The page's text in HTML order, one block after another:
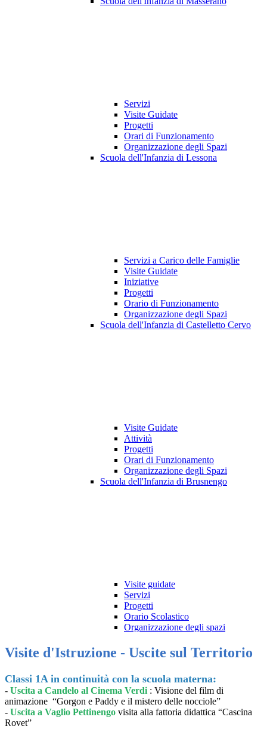
Servizi
Visite Guidate
Progetti
Orari di Funzionamento
Organizzazione degli Spazi
Scuola dell'Infanzia di Lessona
Servizi a Carico delle Famiglie
Visite Guidate
Iniziative
Progetti
Orario di Funzionamento
Organizzazione degli Spazi
Scuola dell'Infanzia di Castelletto Cervo
Visite Guidate
Attività
Progetti
Orari di Funzionamento
Organizzazione degli Spazi
Scuola dell'Infanzia di Brusnengo
Visite guidate
Servizi
Progetti
Orario Scolastico
Organizzazione degli spazi
Visite d'Istruzione - Uscite sul Territorio
Classi 1A in continuità con la scuola materna:
- Uscita a Candelo al Cinema Verdi : Visione del film di
animazione “Gorgon e Paddy e il mistero delle nocciole”
- Uscita a Vaglio Pettinengo visita alla fattoria didattica “Cascina
Rovet”